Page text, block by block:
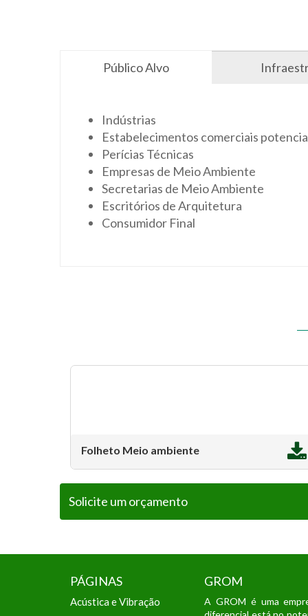
Público Alvo
Indústrias
Estabelecimentos comerciais
Perícias Técnicas
Empresas de Meio Ambiente
Secretarias de Meio Ambiente
Escritórios de Arquitetura
Consumidor Final
Folheto Meio ambiente
Solicite um orçamento
PÁGINAS
Acústica e Vibração
GROM
A GROM é uma